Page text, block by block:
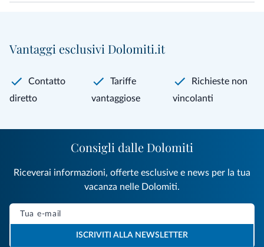
Vantaggi esclusivi Dolomiti.it
Contatto
diretto
Tariffe
vantaggiose
Richieste non
vincolanti
Consigli dalle Dolomiti
Riceverai informazioni, offerte esclusive e news per la tua
vacanza nelle Dolomiti.
ISCRIVITI ALLA NEWSLETTER